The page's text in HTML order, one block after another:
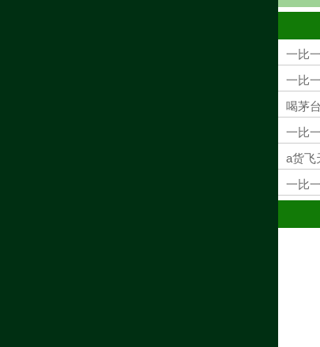
一比
一比
喝茅
一比
a货飞
一比